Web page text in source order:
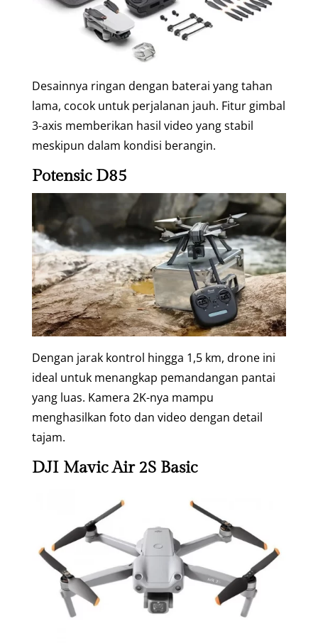
Desainnya ringan dengan baterai yang tahan
lama, cocok untuk perjalanan jauh. Fitur gimbal
3-axis memberikan hasil video yang stabil
meskipun dalam kondisi berangin.
Potensic D85
Dengan jarak kontrol hingga 1,5 km, drone ini
ideal untuk menangkap pemandangan pantai
yang luas. Kamera 2K-nya mampu
menghasilkan foto dan video dengan detail
tajam.
DJI Mavic Air 2S Basic